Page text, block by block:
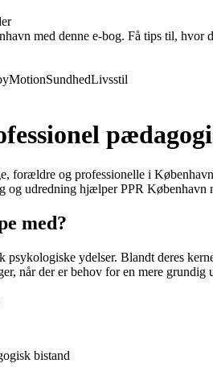
med denne e-bog. Få tips til,
MotionSundhedLivsstil
forældre og professionelle i
udredning hjælper PPR København
med?
ydelser. Blandt deres
når der er behov for en mere
bistand